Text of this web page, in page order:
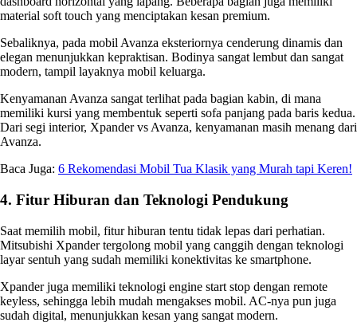
material soft touch yang menciptakan kesan premium.
Sebaliknya, pada mobil Avanza eksteriornya cenderung dinamis dan
elegan menunjukkan kepraktisan. Bodinya sangat lembut dan sangat
modern, tampil layaknya mobil keluarga.
Kenyamanan Avanza sangat terlihat pada bagian kabin, di mana
memiliki kursi yang membentuk seperti sofa panjang pada baris kedua.
Dari segi interior, Xpander vs Avanza, kenyamanan masih menang dari
Avanza.
Baca Juga: 6 Rekomendasi Mobil Tua Klasik yang Murah tapi Keren!
4. Fitur Hiburan dan Teknologi Pendukung
Saat memilih mobil, fitur hiburan tentu tidak lepas dari perhatian.
Mitsubishi Xpander tergolong mobil yang canggih dengan teknologi
layar sentuh yang sudah memiliki konektivitas ke smartphone.
Xpander juga memiliki teknologi engine start stop dengan remote
keyless, sehingga lebih mudah mengakses mobil. AC-nya pun juga
sudah digital, menunjukkan kesan yang sangat modern.